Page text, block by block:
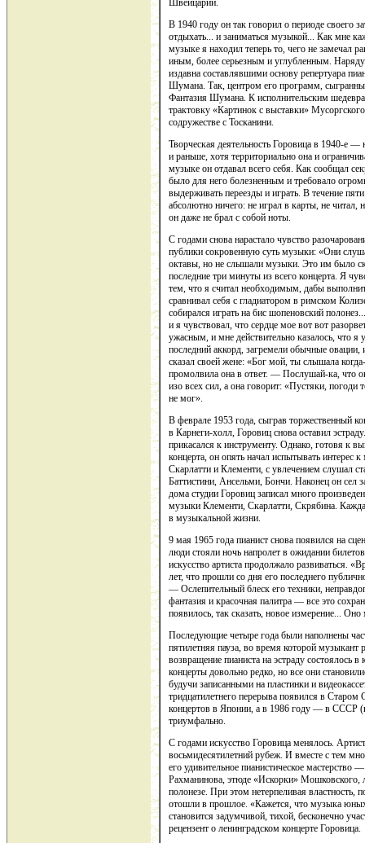
Швейцарии.
В 1940 году он так говорил о периоде своего
отдыхать... и заниматься музыкой... Как мне
музыке я находил теперь то, чего не замечал
иным, более серьезным и углубленным.
издавна составлявшими основу репертуара
Шумана. Так, центром его программ,
Фантазия Шумана. К исполнительским
трактовку «Картинок с выставки»
содружестве с Тосканини.
Творческая деятельность Горовица в 1940-е
и раньше, хотя территориально она и
музыке он отдавал всего себя. Как сообщал
было для него болезненным и требовало
выдерживать переезды и играть. В течение
абсолютно ничего: не играл в карты, не
он даже не брал с собой ноты.
С годами снова нарастало чувство
публики сокровенную суть музыки: «Они
октавы, но не слышали музыки. Это им было
последние три минуты из всего концерта. Я
тем, что я считал необходимым, дабы
сравнивал себя с гладиатором в римском
собирался играть на бис шопеновский
и я чувствовал, что сердце мое вот вот
ужасным, и мне действительно казалось, что я
последний аккорд, загремели обычные
сказал своей жене: «Бог мой, ты слышала
промолвила она в ответ. — Послушай-ка, что
изо всех сил, а она говорит: «Пустяки,
не мог».
В феврале 1953 года, сыграв торжественный
в Карнеги-холл, Горовиц снова оставил
прикасался к инструменту. Однако, готовя к
концерта, он опять начал испытывать интерес
Скарлатти и Клементи, с увлечением слушал
Баттистини, Ансельми, Бончи. Наконец он сел
дома студии Горовиц записал много
музыки Клементи, Скарлатти, Скрябина.
в музыкальной жизни.
9 мая 1965 года пианист снова появился на
люди стояли ночь напролет в ожидании
искусство артиста продолжало развиваться.
лет, что прошли со дня его последнего
— Ослепительный блеск его техники,
фантазия и красочная палитра — все это
появилось, так сказать, новое измерение...
Последующие четыре года были наполнены
пятилетняя пауза, во время которой
возвращение пианиста на эстраду состоялось
концерты довольно редко, но все они
будучи записанными на пластинки и
тридцатилетнего перерыва появился в Старом
концертов в Японии, а в 1986 году — в СССР
триумфально.
С годами искусство Горовица менялось.
восьмидесятилетний рубеж. И вместе с тем
его удивительное пианистическое мастерство
Рахманинова, этюде «Искорки» Мошковского,
полонезе. При этом нетерпеливая
отошли в прошлое. «Кажется, что музыка юных
становится задумчивой, тихой, бесконечно
рецензент о ленинградском концерте Горовица.